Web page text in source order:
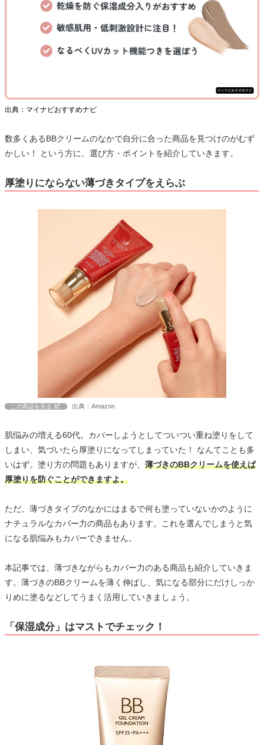
出典：マイナビおすすめナビ
数多くあるBBクリームのなかで自分に合った商品を見つけのがむず
かしい！ という方に、選び方・ポイントを紹介していきます。
厚塗りにならない薄づきタイプをえらぶ
この商品を見る 出典：Amazon
肌悩みの増える60代。カバーしようとしてついつい重ね塗りをして
しまい、気づいたら厚塗りになってしまっていた！ なんてことも多
いはず。塗り方の問題もありますが、 薄づきのBBクリームを使えば
厚塗りを防ぐことができますよ。
ただ、薄づきタイプのなかにはまるで何も塗っていないかのように
ナチュラルなカバー力の商品もあります。これを選んでしまうと気
になる肌悩みもカバーできません。
本記事では、薄づきながらもカバー力のある商品も紹介していきま
す。薄づきのBBクリームを薄く伸ばし、気になる部分にだけしっか
りめに塗るなどしてうまく活用していきましょう。
「保湿成分」はマストでチェック！